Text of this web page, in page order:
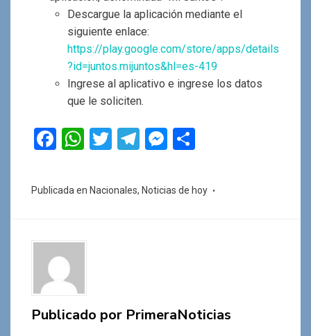
Descargue la aplicación mediante el
siguiente enlace:
https://play.google.com/store/apps/details
?id=juntos.mijuntos&hl=es-419
Ingrese al aplicativo e ingrese los datos
que le soliciten.
F
ce
o
k
W
at
p
T
tt
T
e
M
se m
Publicada en Nacionales, Noticias de hoy
Publicado por PrimeraNoticias